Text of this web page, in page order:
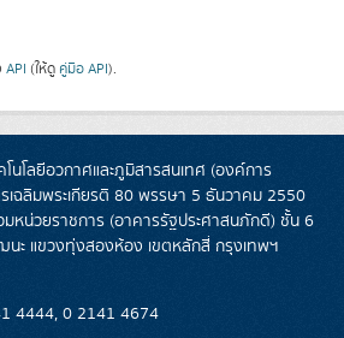
API (ให้ดู คู่มือ API).
โลยีอวกาศและภูมิสารสนเทศ (องค์การ
เฉลิมพระเกียรติ 80 พรรษา 5 ธันวาคม 2550
มหน่วยราชการ (อาคารรัฐประศาสนภักดี) ชั้น 6
นะ แขวงทุ่งสองห้อง เขตหลักสี่ กรุงเทพฯ
4444, 0 2141 4674